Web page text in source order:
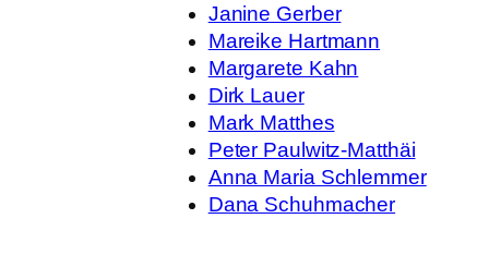
Janine Gerber
Mareike Hartmann
Margarete Kahn
Dirk Lauer
Mark Matthes
Peter Paulwitz-Matthäi
Anna Maria Schlemmer
Dana Schuhmacher